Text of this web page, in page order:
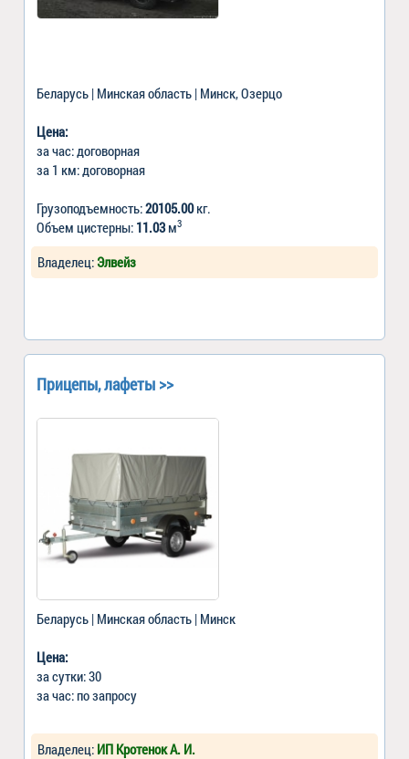
Беларусь | Минская область | Минск, Озерцо
Цена:
за час: договорная
за 1 км: договорная
Грузоподъемность:20105.00кг.
Объем цистерны: 11.03м3
Владелец: Элвейз
Прицепы, лафеты >>
Беларусь | Минская область | Минск
Цена:
за сутки: 30
за час: по запросу
Владелец: ИП Кротенок А. И.